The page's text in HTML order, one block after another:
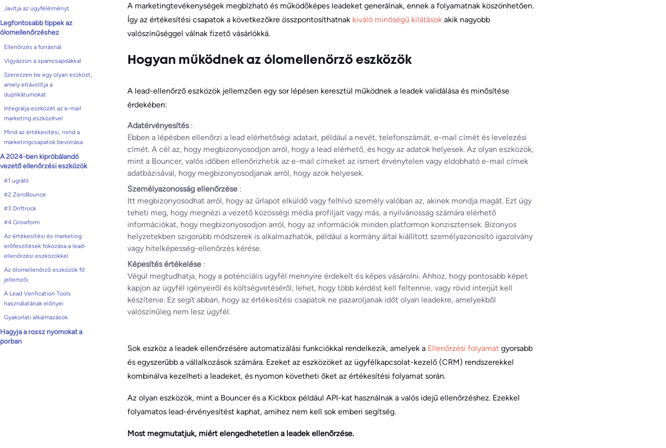
Javítja az ügyfélélményt
Legfontosabb tippek az
ólomellenőrzéshez
Ellenőrzés a forrásnál
Vigyázzon a spamcsapdákkal
Szerezzen be egy olyan eszközt,
amely eltávolítja a
duplikátumokat
Integrálja eszközét az e-mail
marketing eszközével
Mind az értékesítési, mind a
marketingcsapatok bevonása
A 2024-ben kipróbálandó
vezető ellenőrzési eszközök
#1 ugráló
#2 ZeroBounce
#3 Driftrock
#4 Growform
Az értékesítési és marketing
erőfeszítések fokozása a lead-
ellenőrzési eszközökkel
Az ólomellenőrző eszközök fő
jellemzői
A Lead Verification Tools
használatának előnyei
Gyakorlati alkalmazások
Hagyja a rossz nyomokat a
porban
A marketingtevékenységek megbízható és működőképes leadeket generálnak, ennek a folyamatnak köszönhetően.
Így az értékesítési csapatok a következőkre összpontosíthatnak kiváló minőségű kilátások akik nagyobb
valószínűséggel válnak fizető vásárlókká.
Hogyan működnek az ólomellenőrző eszközök
A lead-ellenőrző eszközök jellemzően egy sor lépésen keresztül működnek a leadek validálása és minősítése
érdekében:
Adatérvényesítés :
Ebben a lépésben ellenőrzi a lead elérhetőségi adatait, például a nevét, telefonszámát, e-mail címét és levelezési
címét. A cél az, hogy megbizonyosodjon arról, hogy a lead elérhető, és hogy az adatok helyesek. Az olyan eszközök,
mint a Bouncer, valós időben ellenőrizhetik az e-mail címeket az ismert érvénytelen vagy eldobható e-mail címek
adatbázisával, hogy megbizonyosodjanak arról, hogy azok helyesek.
Személyazonosság ellenőrzése :
Itt megbizonyosodhat arról, hogy az űrlapot elküldő vagy felhívó személy valóban az, akinek mondja magát. Ezt úgy
teheti meg, hogy megnézi a vezető közösségi média profiljait vagy más, a nyilvánosság számára elérhető
információkat, hogy megbizonyosodjon arról, hogy az információk minden platformon konzisztensek. Bizonyos
helyzetekben szigorúbb módszerek is alkalmazhatók, például a kormány által kiállított személyazonosító igazolvány
vagy hitelképesség-ellenőrzés kérése.
Képesítés értékelése :
Végül megtudhatja, hogy a potenciális ügyfél mennyire érdekelt és képes vásárolni. Ahhoz, hogy pontosabb képet
kapjon az ügyfél igényeiről és költségvetéséről, lehet, hogy több kérdést kell feltennie, vagy rövid interjút kell
készítenie. Ez segít abban, hogy az értékesítési csapatok ne pazaroljanak időt olyan leadekre, amelyekből
valószínűleg nem lesz ügyfél.
Sok eszköz a leadek ellenőrzésére automatizálási funkciókkal rendelkezik, amelyek a Ellenőrzési folyamat gyorsabb
és egyszerűbb a vállalkozások számára. Ezeket az eszközöket az ügyfélkapcsolat-kezelő (CRM) rendszerekkel
kombinálva kezelheti a leadeket, és nyomon követheti őket az értékesítési folyamat során.
Az olyan eszközök, mint a Bouncer és a Kickbox például API-kat használnak a valós idejű ellenőrzéshez. Ezekkel
folyamatos lead-érvényesítést kaphat, amihez nem kell sok emberi segítség.
Most megmutatjuk, miért elengedhetetlen a leadek ellenőrzése.